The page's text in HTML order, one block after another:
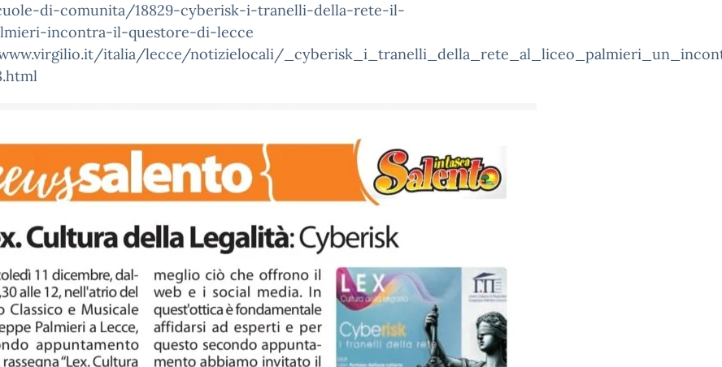
di-comunita/18829-cyberisk-i-tranelli-della-rete-il-
incontra-il-questore-di-lecce
italia/lecce/notizielocali/